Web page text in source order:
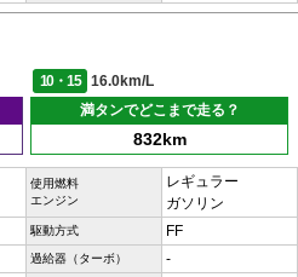
10・15
16.0km/L
満タンでどこまで走る？
832km
使用燃料
エンジン
レギュラー
ガソリン
駆動方式 FF
過給器（ターボ） -